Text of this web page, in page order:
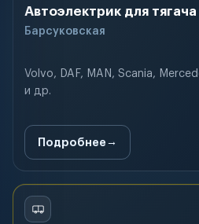
Автоэлектрик для тягача
Барсуковская
Volvo, DAF, MAN, Scania,
и др.
Подробнее